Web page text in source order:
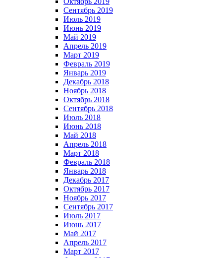
Сентябрь 2019
Июль 2019
Июнь 2019
Май 2019
Апрель 2019
Март 2019
Февраль 2019
Январь 2019
Декабрь 2018
Ноябрь 2018
Октябрь 2018
Сентябрь 2018
Июль 2018
Июнь 2018
Май 2018
Апрель 2018
Март 2018
Февраль 2018
Январь 2018
Декабрь 2017
Октябрь 2017
Ноябрь 2017
Сентябрь 2017
Июль 2017
Июнь 2017
Май 2017
Апрель 2017
Март 2017